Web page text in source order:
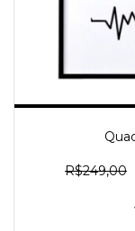
R$249,00